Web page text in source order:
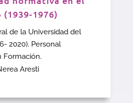
1976)
de la Universidad del
2020). Personal
Formación.
Aresti